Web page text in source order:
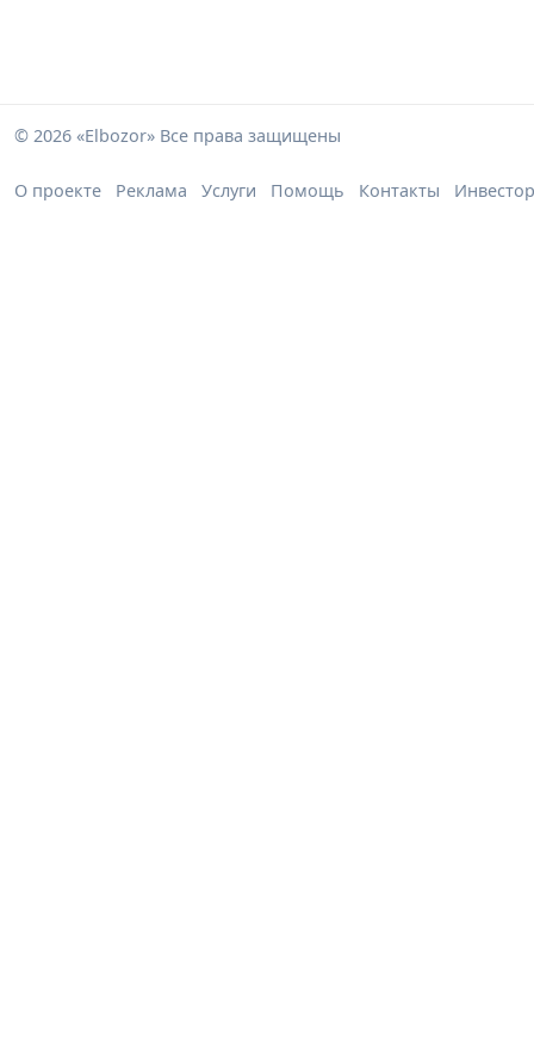
© 2026 «Elbozor» Все права защищены
О проекте Реклама Услуги Помощь Контакты